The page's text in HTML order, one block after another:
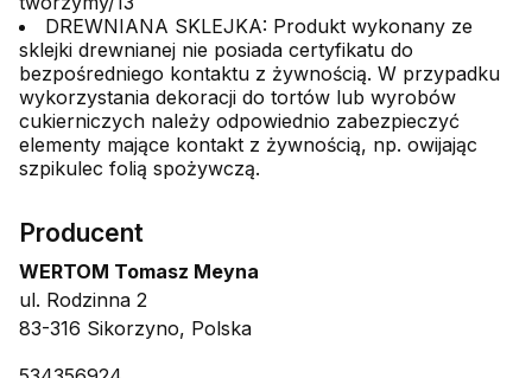
DREWNIANA SKLEJKA: Produkt wykonany ze
sklejki drewnianej nie posiada certyfikatu do
bezpośredniego kontaktu z żywnością. W przypadku
wykorzystania dekoracji do tortów lub wyrobów
cukierniczych należy odpowiednio zabezpieczyć
elementy mające kontakt z żywnością, np. owijając
szpikulec folią spożywczą.
Producent
WERTOM Tomasz Meyna
ul. Rodzinna 2
83-316 Sikorzyno, Polska